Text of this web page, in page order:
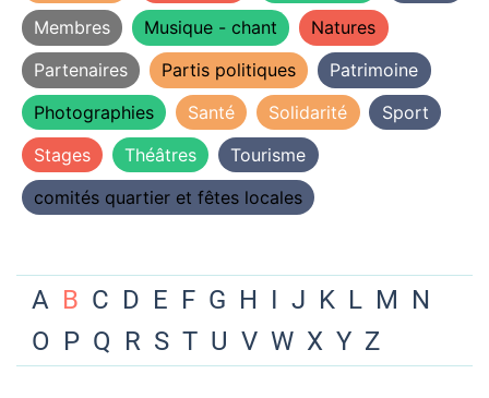
Membres
Musique - chant
Natures
Partenaires
Partis politiques
Patrimoine
Photographies
Santé Solidarité
Sport
Stages
Théâtres
Tourisme
comités quartier et fêtes locales
A B C D E F G H I J K L M N
O P Q R S T U V W X Y Z